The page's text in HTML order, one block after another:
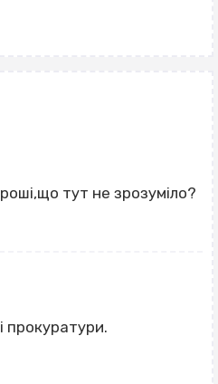
тут не зрозуміло?
прокуратури.